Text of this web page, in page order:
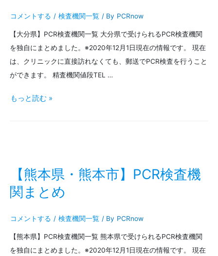
検
査
機
関
ま
コメントする / 検査機関一覧 / By PCRnow
【大分県】PCR検査機関一覧 大分県で受けられるPCR検査機関
を独自にまとめました。※2020年12月1日現在の情報です。 現在
は、クリニックに直接訪れなくても、郵送でPCR検査を行うこと
ができます。 精査機関値段TEL …
【大
分・
別
PCR
検
もっと読む »
【熊本県・熊本市】PCR検査機
関まとめ
コメントする / 検査機関一覧 / By PCRnow
【熊本県】PCR検査機関一覧 熊本県で受けられるPCR検査機関
を独自にまとめました。※2020年12月1日現在の情報です。 現在